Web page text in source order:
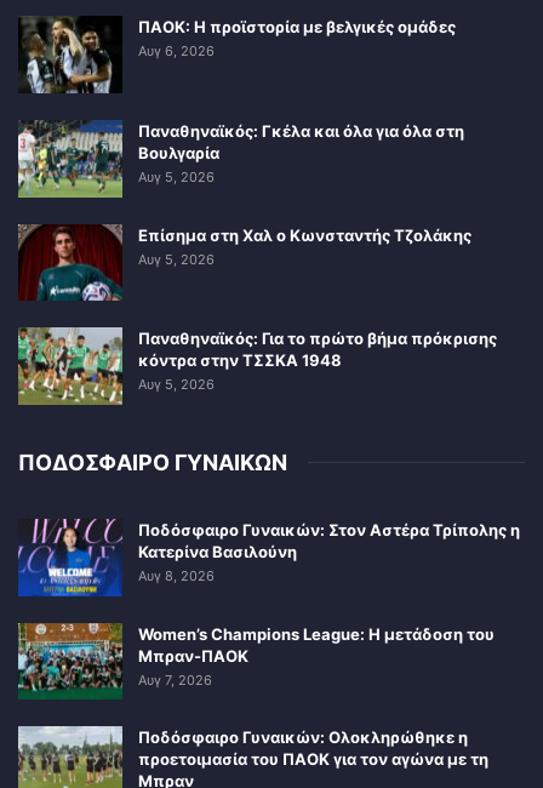
ΠΑΟΚ: Η προϊστορία με βελγικές ομάδες
Αυγ 6, 2026
Παναθηναϊκός: Γκέλα και όλα για όλα στη
Βουλγαρία
Αυγ 5, 2026
Επίσημα στη Χαλ ο Κωνσταντής Τζολάκης
Αυγ 5, 2026
Παναθηναϊκός: Για το πρώτο βήμα πρόκρισης
κόντρα στην ΤΣΣΚΑ 1948
Αυγ 5, 2026
ΠΟΔΟΣΦΑΙΡΟ ΓΥΝΑΙΚΩΝ
Ποδόσφαιρο Γυναικών: Στον Αστέρα Τρίπολης η
Κατερίνα Βασιλούνη
Αυγ 8, 2026
Women’s Champions League: Η μετάδοση του
Μπραν-ΠΑΟΚ
Αυγ 7, 2026
Ποδόσφαιρο Γυναικών: Ολοκληρώθηκε η
προετοιμασία του ΠΑΟΚ για τον αγώνα με τη
Μπραν